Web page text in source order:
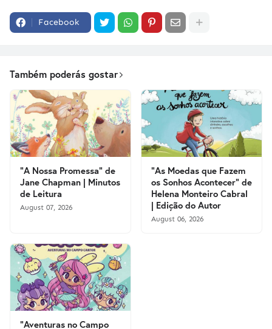
Facebook
Também poderás gostar
"A Nossa Promessa" de
Jane Chapman | Minutos
de Leitura
August 07, 2026
"As Moedas que Fazem
os Sonhos Acontecer" de
Helena Monteiro Cabral
| Edição do Autor
August 06, 2026
"Aventuras no Campo